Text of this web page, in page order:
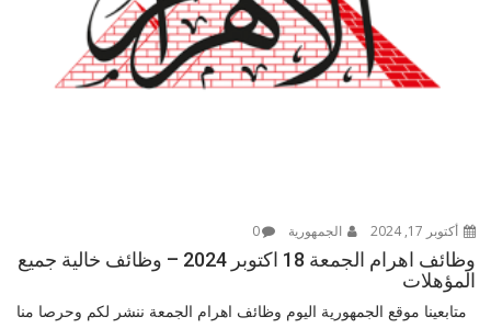
أكتوبر 17, 2024 الجمهورية 0
وظائف اهرام الجمعة 18 اكتوبر 2024 – وظائف خالية جميع
المؤهلات
متابعينا موقع الجمهورية اليوم وظائف اهرام الجمعة ننشر لكم وحرصا منا